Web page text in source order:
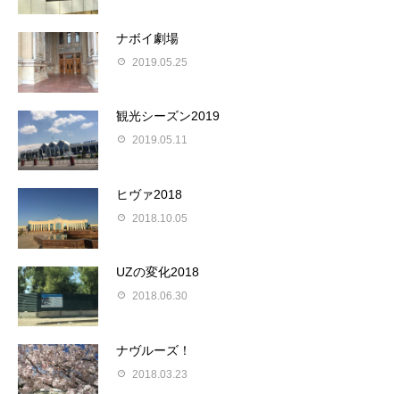
ナボイ劇場
2019.05.25
観光シーズン2019
2019.05.11
ヒヴァ2018
2018.10.05
UZの変化2018
2018.06.30
ナヴルーズ！
2018.03.23